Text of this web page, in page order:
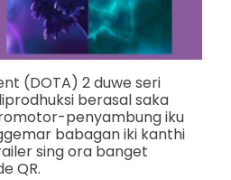
(DOTA) 2 duwe seri
berasal saka
penyambung iku
babagan iki kanthi
sing ora banget
QR.